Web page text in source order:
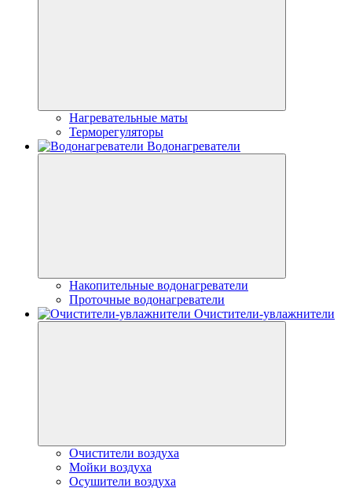
Нагревательные маты
Терморегуляторы
Водонагреватели
Накопительные водонагреватели
Проточные водонагреватели
Очистители-увлажнители
Очистители воздуха
Мойки воздуха
Осушители воздуха